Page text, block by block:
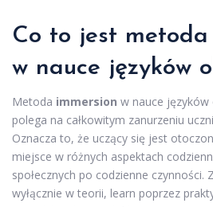
Co to jest metoda
w nauce języków
Metoda immersion w nauce
polega na całkowitym zanurzeniu
Oznacza to, że uczący się jest
miejsce w różnych aspektach
społecznych po codzienne czynności.
wyłącznie w teorii, learn poprzez